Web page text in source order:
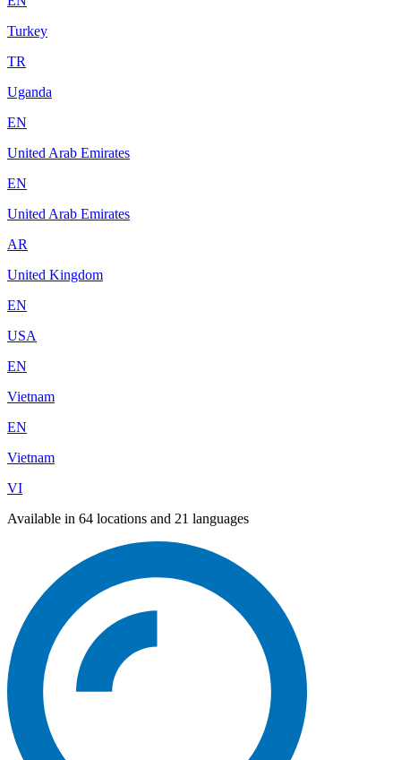
Turkey
TR
Uganda
EN
United Arab Emirates
EN
United Arab Emirates
AR
United Kingdom
EN
USA
EN
Vietnam
EN
Vietnam
VI
Available in 64 locations and 21 languages